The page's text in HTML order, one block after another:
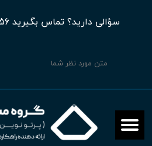
سؤالی دارید؟ تماس بگیرید 02188970256